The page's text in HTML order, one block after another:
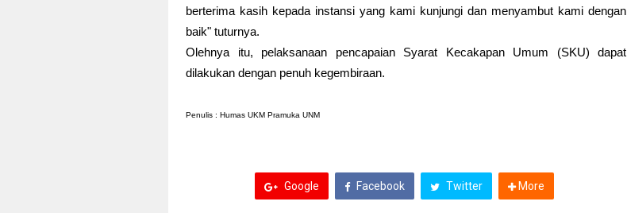
berterima kasih kepada instansi yang kami kunjungi dan menyambut kami dengan
baik" tuturnya.
Olehnya itu, pelaksanaan pencapaian Syarat Kecakapan Umum (SKU) dapat
dilakukan dengan penuh kegembiraan.
Penulis : Humas UKM Pramuka UNM
Google Facebook Twitter More